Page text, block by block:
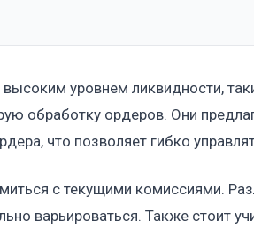
уровнем ликвидности,
обработку ордеров. Они
что позволяет гибко
с текущими комиссиями.
варьироваться. Также стоит